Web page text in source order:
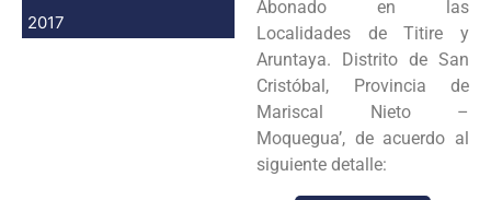
2017
Abonado en las
Localidades de Titire y
Aruntaya. Distrito de San
Cristóbal, Provincia de
Mariscal Nieto –
Moquegua’, de acuerdo al
siguiente detalle: